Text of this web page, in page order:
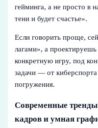
гейминга, а не просто в
тени и будет счастье».
Если говорить проще,
лагами», а
конкретную игру, под
задачи — от
погружения.
Современные
кадров и умная